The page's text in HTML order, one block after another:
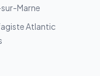
Marne
Atlantic